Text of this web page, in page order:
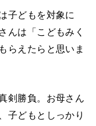
子どもを対象に
んは「こどもみく
らえたらと思いま
剣勝負。お母さん
子どもとしっかり